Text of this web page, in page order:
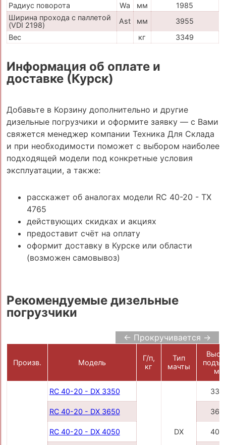
Радиус поворота
Wa мм
1985
Ширина прохода с паллетой
(VDI 2198)
Ast мм
3955
Вес
кг 3349
Информация об оплате и
доставке (Курск)
Добавьте в Корзину дополнительно и другие
дизельные погрузчики и оформите заявку — с Вами
свяжется менеджер компании Техника Для Склада
и при необходимости поможет с выбором наиболее
подходящей модели под конкретные условия
эксплуатации, а также:
расскажет об аналогах модели RC 40-20 - TX
4765
действующих скидках и акциях
предоставит счёт на оплату
оформит доставку в Курске или области
(возможен самовывоз)
Рекомендуемые дизельные
погрузчики
← Прокручивается →
Произв. Модель
Г/п,
кг
Тип
мачты
мм
RC 40-20 - DX 3350
DX
RC 40-20 - DX 3650
RC 40-20 - DX 4050